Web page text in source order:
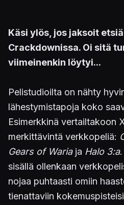
Käsi ylös, jos jaksoit
Crackdownissa. Oi sitä
viimeinenkin löytyi...
Pelistudioilta on nähty
lähestymistapoja koko
Esimerkkinä vertailtakoon
merkittävintä verkkopeliä:
Gears of Wariaja Halo 3:a
sisällä ollenkaan
nojaa puhtaasti omiin
tienattaviin